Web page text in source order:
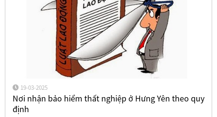
19-03-2025
Nơi nhận bảo hiểm thất nghiệp ở Hưng Yên theo quy
định